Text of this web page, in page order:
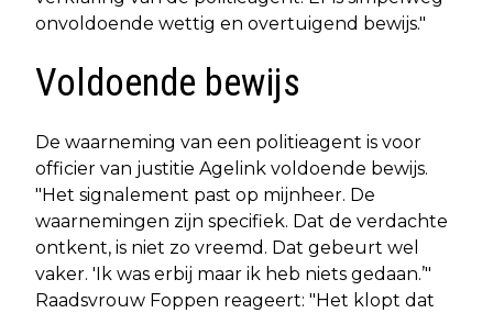
onvoldoende wettig en overtuigend bewijs."
Voldoende bewijs
De waarneming van een politieagent is voor
officier van justitie Agelink voldoende bewijs.
"Het signalement past op mijnheer. De
waarnemingen zijn specifiek. Dat de verdachte
ontkent, is niet zo vreemd. Dat gebeurt wel
vaker. 'Ik was erbij maar ik heb niets gedaan.’"
Raadsvrouw Foppen reageert: "Het klopt dat